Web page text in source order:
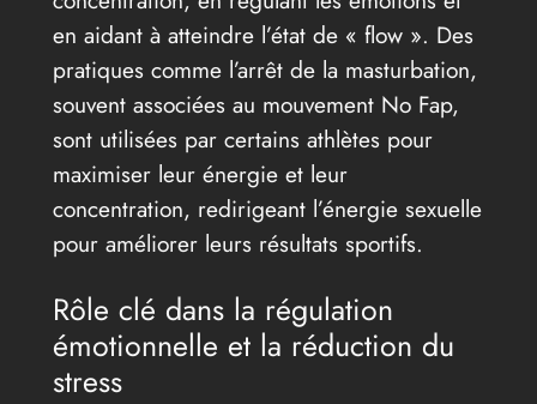
en aidant à atteindre l’état de « flow ». Des
pratiques comme l’arrêt de la masturbation,
souvent associées au mouvement No Fap,
sont utilisées par certains athlètes pour
maximiser leur énergie et leur
concentration, redirigeant l’énergie sexuelle
pour améliorer leurs résultats sportifs.
Rôle clé dans la régulation
émotionnelle et la réduction du
stress